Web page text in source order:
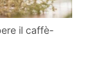
il caffè-